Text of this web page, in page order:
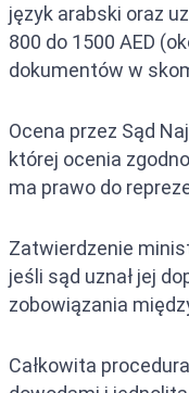
język arabski oraz
800 do 1500 AED
dokumentów w
Ocena przez Sąd
której ocenia
ma prawo do
Zatwierdzenie
jeśli sąd uznał jej
zobowiązania
Całkowita